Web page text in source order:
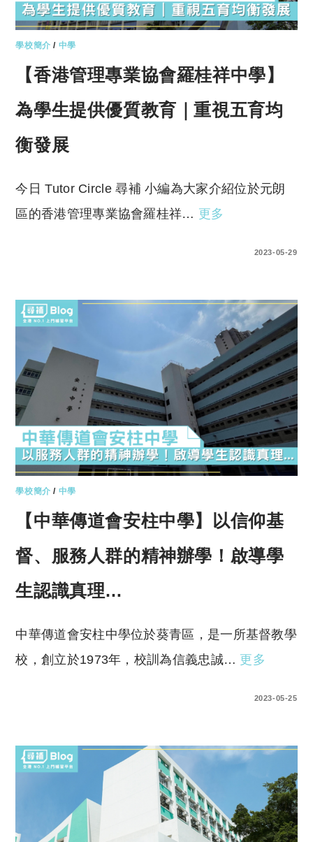
學校簡介 / 中學
【香港管理專業協會羅桂祥中學】
為學生提供優質教育｜重視五育均
衡發展
今日 Tutor Circle 尋補 小編為大家介紹位於元朗
區的香港管理專業協會羅桂祥… 更多
2023-05-29
學校簡介 / 中學
【中華傳道會安柱中學】以信仰基
督、服務人群的精神辦學！啟導學
生認識真理…
中華傳道會安柱中學位於葵青區，是一所基督教學
校，創立於1973年，校訓為信義忠誠… 更多
2023-05-25